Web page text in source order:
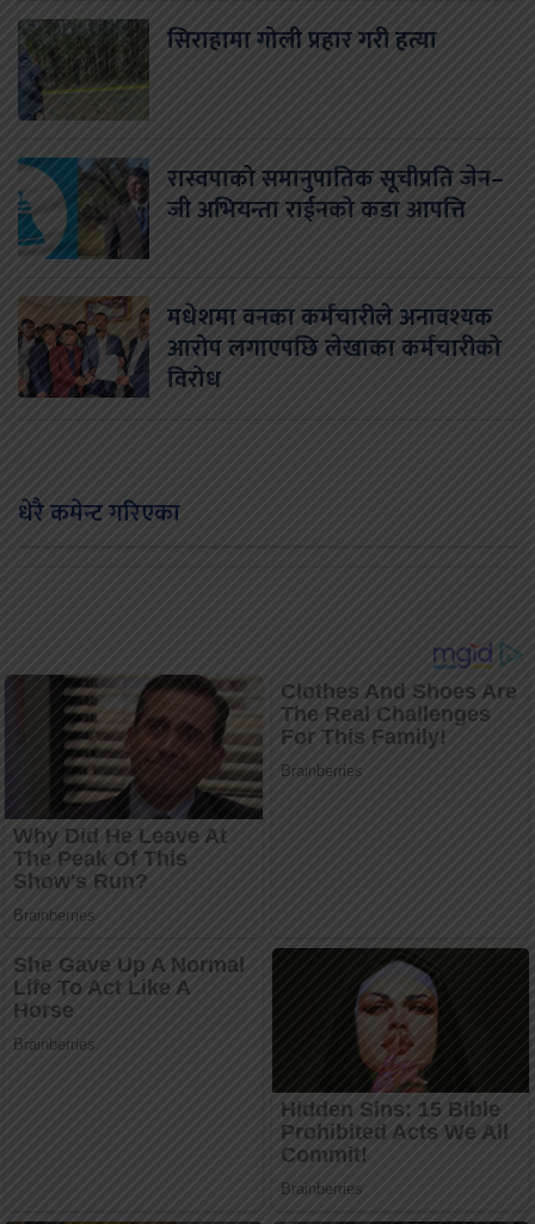
सिराहामा गोली प्रहार गरी हत्या
रास्वपाको समानुपातिक सूचीप्रति जेन–
जी अभियन्ता राईनको कडा आपत्ति
मधेशमा वनका कर्मचारीले अनावश्यक
आरोप लगाएपछि लेखाका कर्मचारीको
विरोध
धेरै कमेन्ट गरिएका